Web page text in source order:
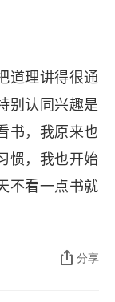
要有基础的法
行～担当。谁
的时候，谁执
判断力的人做
累是最重要的
简单会避免负
而是因为做的
采样期” 自己
道理讲得很通
别认同兴趣是
书，我原来也
惯，我也开始
不看一点书就
分享